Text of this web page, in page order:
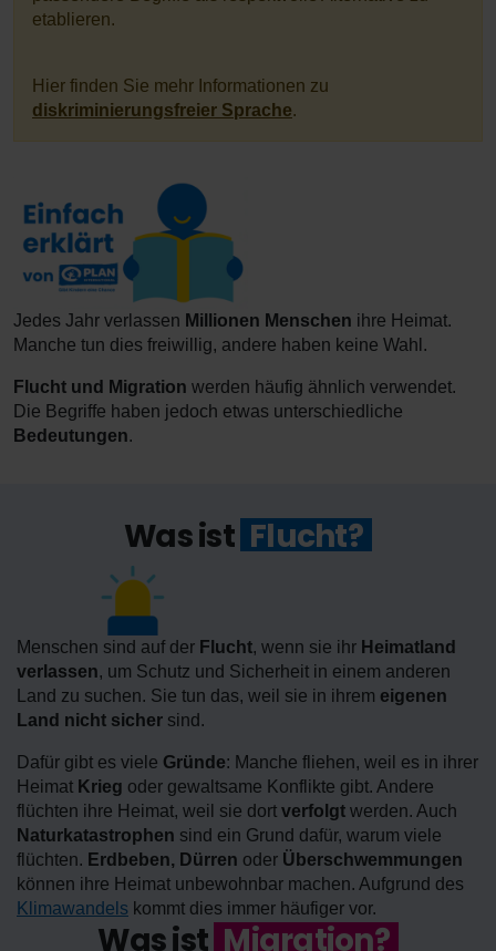
etablieren.
Hier finden Sie mehr Informationen zu
diskriminierungsfreier Sprache.
Jedes Jahr verlassen Millionen Menschen ihre Heimat.
Manche tun dies freiwillig, andere haben keine Wahl.
Flucht und Migration werden häufig ähnlich verwendet.
Die Begriffe haben jedoch etwas unterschiedliche
Bedeutungen.
Was ist Flucht?
Menschen sind auf der Flucht, wenn sie ihr Heimatland
verlassen, um Schutz und Sicherheit in einem anderen
Land zu suchen. Sie tun das, weil sie in ihrem eigenen
Land nicht sicher sind.
Dafür gibt es viele Gründe: Manche fliehen, weil es in ihrer
Heimat Krieg oder gewaltsame Konflikte gibt. Andere
flüchten ihre Heimat, weil sie dort verfolgt werden. Auch
Naturkatastrophen sind ein Grund dafür, warum viele
flüchten. Erdbeben, Dürren oder Überschwemmungen
können ihre Heimat unbewohnbar machen. Aufgrund des
Klimawandels kommt dies immer häufiger vor.
Was ist Migration?